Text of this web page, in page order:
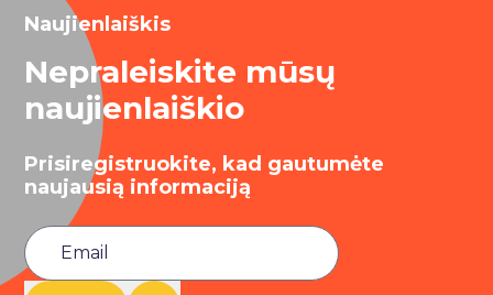
Naujienlaiškis
Nepraleiskite mūsų
naujienlaiškio
Prisiregistruokite, kad gautumėte
naujausią informaciją